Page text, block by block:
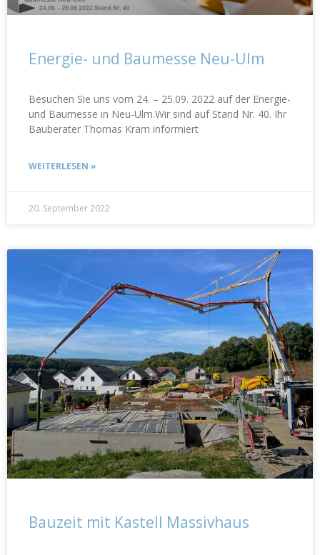
Energie- und Baumesse Neu-Ulm
Besuchen Sie uns vom 24. – 25.09. 2022 auf der Energie-
und Baumesse in Neu-Ulm.Wir sind auf Stand Nr. 40. Ihr
Bauberater Thomas Kram informiert
WEITERLESEN »
20. September 2022
Bauzeit mit Kastell Massivhaus